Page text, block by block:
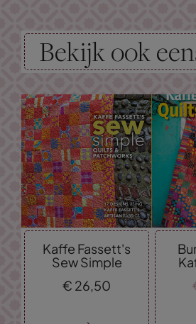
Bekijk ook
Kaffe Fassett's
Sew Simple
€ 26,50